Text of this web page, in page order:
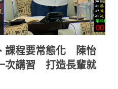
課程要常態化 陳怡
次講習 打造長輩就